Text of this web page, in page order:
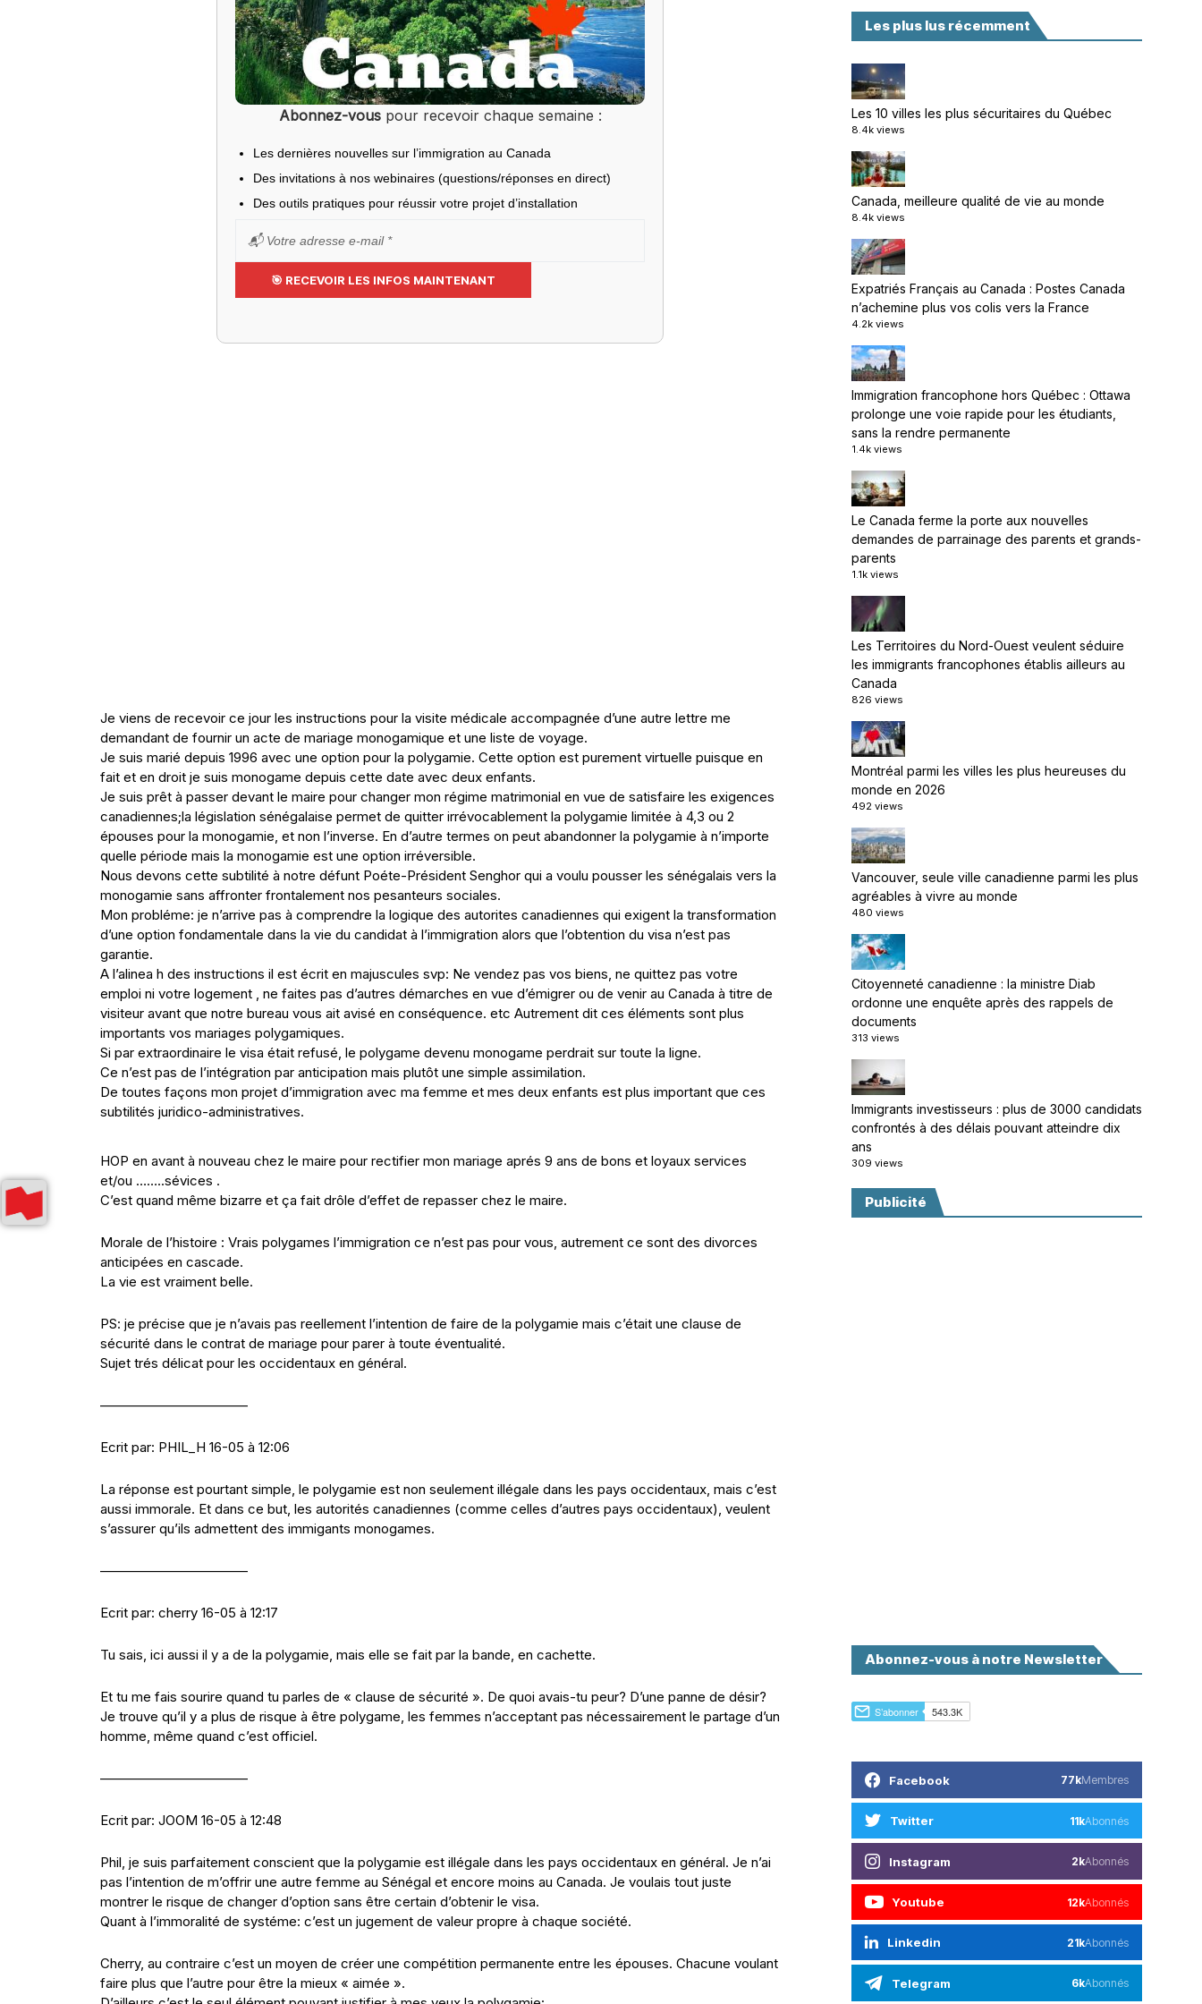
Abonnez-vouspour recevoir chaque semaine :
Les dernières nouvelles sur l’immigration au Canada
Des invitations à nos webinaires (questions/réponses en direct)
Des outils pratiques pour réussir votre projet d’installation
Je viens de recevoir ce jour les instructions pour la visite médicale accompagnée d’une autre lettre me
demandant de fournir un acte de mariage monogamique et une liste de voyage.
Je suis marié depuis 1996 avec une option pour la polygamie. Cette option est purement virtuelle puisque en
fait et en droit je suis monogame depuis cette date avec deux enfants.
Je suis prêt à passer devant le maire pour changer mon régime matrimonial en vue de satisfaire les exigences
canadiennes;la législation sénégalaise permet de quitter irrévocablement la polygamie limitée à 4,3 ou 2
épouses pour la monogamie, et non l’inverse. En d’autre termes on peut abandonner la polygamie à n’importe
quelle période mais la monogamie est une option irréversible.
Nous devons cette subtilité à notre défunt Poéte-Président Senghor qui a voulu pousser les sénégalais vers la
monogamie sans affronter frontalement nos pesanteurs sociales.
Mon probléme: je n’arrive pas à comprendre la logique des autorites canadiennes qui exigent la transformation
d’une option fondamentale dans la vie du candidat à l’immigration alors que l’obtention du visa n’est pas
garantie.
A l’alinea h des instructions il est écrit en majuscules svp: Ne vendez pas vos biens, ne quittez pas votre
emploi ni votre logement , ne faites pas d’autres démarches en vue d’émigrer ou de venir au Canada à titre de
visiteur avant que notre bureau vous ait avisé en conséquence. etc Autrement dit ces éléments sont plus
importants vos mariages polygamiques.
Si par extraordinaire le visa était refusé, le polygame devenu monogame perdrait sur toute la ligne.
Ce n’est pas de l’intégration par anticipation mais plutôt une simple assimilation.
De toutes façons mon projet d’immigration avec ma femme et mes deux enfants est plus important que ces
subtilités juridico-administratives.
HOP en avant à nouveau chez le maire pour rectifier mon mariage aprés 9 ans de bons et loyaux services
et/ou ……..sévices .
C’est quand même bizarre et ça fait drôle d’effet de repasser chez le maire.
Morale de l’histoire : Vrais polygames l’immigration ce n’est pas pour vous, autrement ce sont des divorces
anticipées en cascade.
La vie est vraiment belle.
PS: je précise que je n’avais pas reellement l’intention de faire de la polygamie mais c’était une clause de
sécurité dans le contrat de mariage pour parer à toute éventualité.
Sujet trés délicat pour les occidentaux en général.
———————————
Ecrit par: PHIL_H 16-05 à 12:06
La réponse est pourtant simple, le polygamie est non seulement illégale dans les pays occidentaux, mais c’est
aussi immorale. Et dans ce but, les autorités canadiennes (comme celles d’autres pays occidentaux), veulent
s’assurer qu’ils admettent des immigants monogames.
———————————
Ecrit par: cherry 16-05 à 12:17
Tu sais, ici aussi il y a de la polygamie, mais elle se fait par la bande, en cachette.
Et tu me fais sourire quand tu parles de « clause de sécurité ». De quoi avais-tu peur? D’une panne de désir?
Je trouve qu’il y a plus de risque à être polygame, les femmes n’acceptant pas nécessairement le partage d’un
homme, même quand c’est officiel.
———————————
Ecrit par: JOOM 16-05 à 12:48
Phil, je suis parfaitement conscient que la polygamie est illégale dans les pays occidentaux en général. Je n’ai
pas l’intention de m’offrir une autre femme au Sénégal et encore moins au Canada. Je voulais tout juste
montrer le risque de changer d’option sans être certain d’obtenir le visa.
Quant à l’immoralité de systéme: c’est un jugement de valeur propre à chaque société.
Cherry, au contraire c’est un moyen de créer une compétition permanente entre les épouses. Chacune voulant
faire plus que l’autre pour être la mieux « aimée ».
Les plus lus récemment
Les 10 villes les plus sécuritaires du Québec
8.4k views
Canada, meilleure qualité de vie au monde
8.4k views
Expatriés Français au Canada : Postes Canada
n’achemine plus vos colis vers la France
4.2k views
Immigration francophone hors Québec : Ottawa
prolonge une voie rapide pour les étudiants,
sans la rendre permanente
1.4k views
Le Canada ferme la porte aux nouvelles
demandes de parrainage des parents et grands-
parents
1.1k views
Les Territoires du Nord-Ouest veulent séduire
les immigrants francophones établis ailleurs au
Canada
826 views
Montréal parmi les villes les plus heureuses du
monde en 2026
492 views
Vancouver, seule ville canadienne parmi les plus
agréables à vivre au monde
480 views
Citoyenneté canadienne : la ministre Diab
ordonne une enquête après des rappels de
documents
313 views
Immigrants investisseurs : plus de 3000 candidats
confrontés à des délais pouvant atteindre dix
ans
309 views
Publicité
Abonnez-vous à notre Newsletter
Facebook 77kMembres
Twitter 11kAbonnés
Instagram 2kAbonnés
Youtube 12kAbonnés
Linkedin 21kAbonnés
Telegram 6kAbonnés